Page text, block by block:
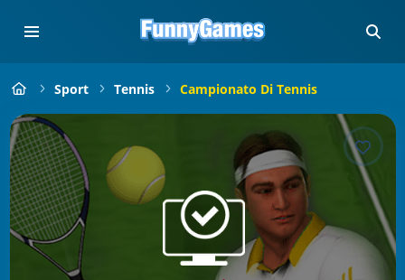
Sport Tennis Campionato Di Tennis